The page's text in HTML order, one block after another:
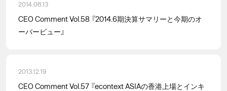
2014.08.13
CEO Comment Vol.58 『2014.6期決算サマリーと今期のオ
ーバービュー』
2013.12.19
CEO Comment Vol.57 『econtext ASIAの香港上場とインキ